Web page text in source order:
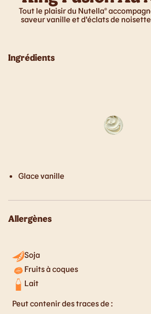
Tout le plaisir du Nutella®
saveur vanille et d'éclats de
Ingrédients
Glace vanille
Allergènes
Soja
Fruits à coques
Lait
Peut contenir des traces de :